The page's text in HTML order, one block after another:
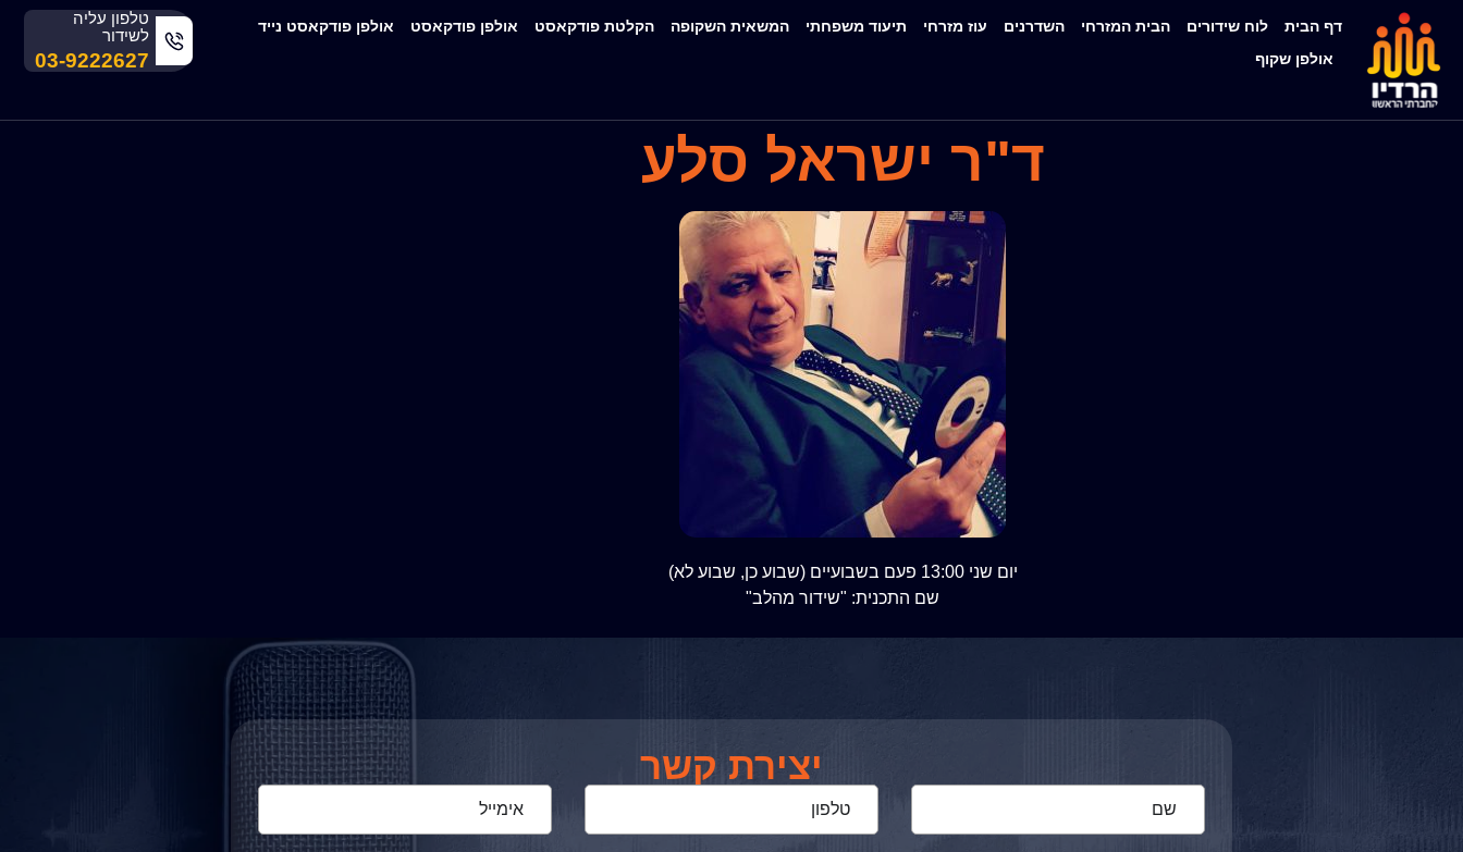
דף הבית לוח שידורים הבית המזרחי השדרנים עוז מזרחי תיעוד משפחתי המשאית השקופה הקלטת פודקאסט אולפן פודקאסט
אולפן פודקאסט נייד
אולפן שקוף
טלפון עליה
לשידור
03-9222627
ד"ר ישראל סלע
יום שני 13:00 פעם בשבועיים (שבוע כן, שבוע לא)
שם התכנית: "שידור מהלב"
יצירת קשר